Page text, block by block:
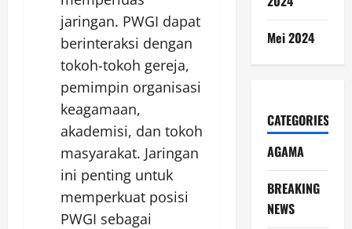
jaringan. PWGI dapat
berinteraksi dengan
tokoh-tokoh gereja,
pemimpin organisasi
keagamaan,
akademisi, dan tokoh
masyarakat. Jaringan
ini penting untuk
memperkuat posisi
PWGI sebagai
Mei 2024
CATEGORIES
AGAMA
BREAKING
NEWS